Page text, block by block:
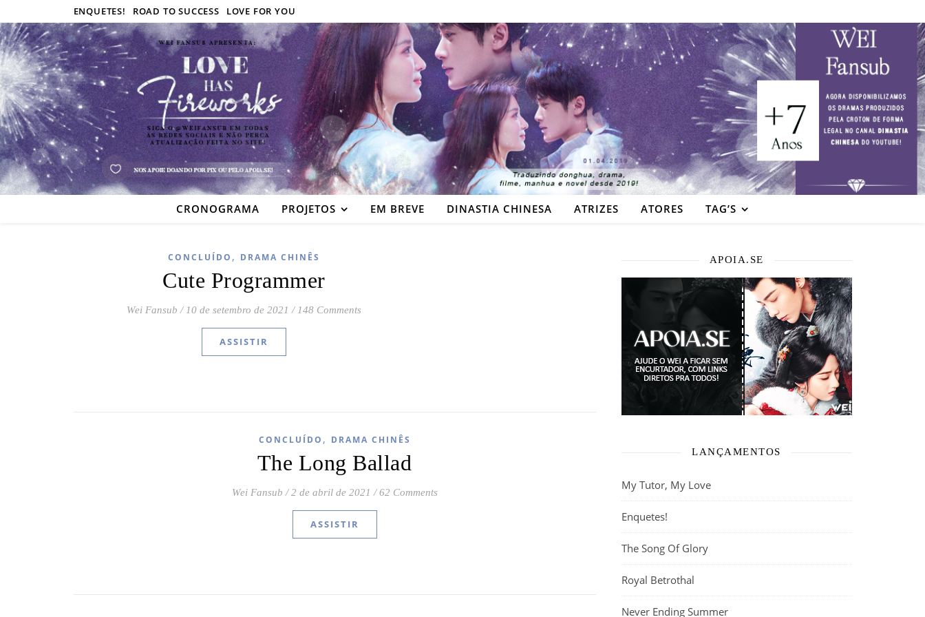
ENQUETES! ROAD TO SUCCESS LOVE FOR YOU
CRONOGRAMA PROJETOS EM BREVE DINASTIA CHINESA ATRIZES ATORES TAG’S
CONCLUÍDO , DRAMA CHINÊS
Cute Programmer
Wei Fansub / 10 de setembro de 2021 / 148 Comments
ASSISTIR
CONCLUÍDO , DRAMA CHINÊS
The Long Ballad
Wei Fansub / 2 de abril de 2021 / 62 Comments
ASSISTIR
APOIA.SE
LANÇAMENTOS
My Tutor, My Love
Enquetes!
The Song Of Glory
Royal Betrothal
Never Ending Summer